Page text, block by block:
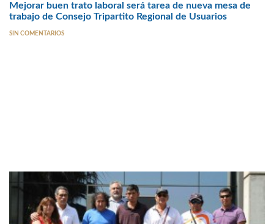
Mejorar buen trato laboral será tarea de nueva mesa de
trabajo de Consejo Tripartito Regional de Usuarios
SIN COMENTARIOS